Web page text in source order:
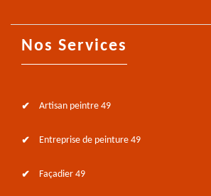
Nos Services
Artisan peintre 49
Entreprise de peinture 49
Façadier 49